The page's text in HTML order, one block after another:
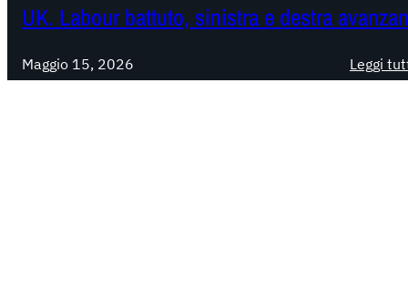
UK. Labour battuto, sinistra e destra
Maggio 15, 2026 Leggi